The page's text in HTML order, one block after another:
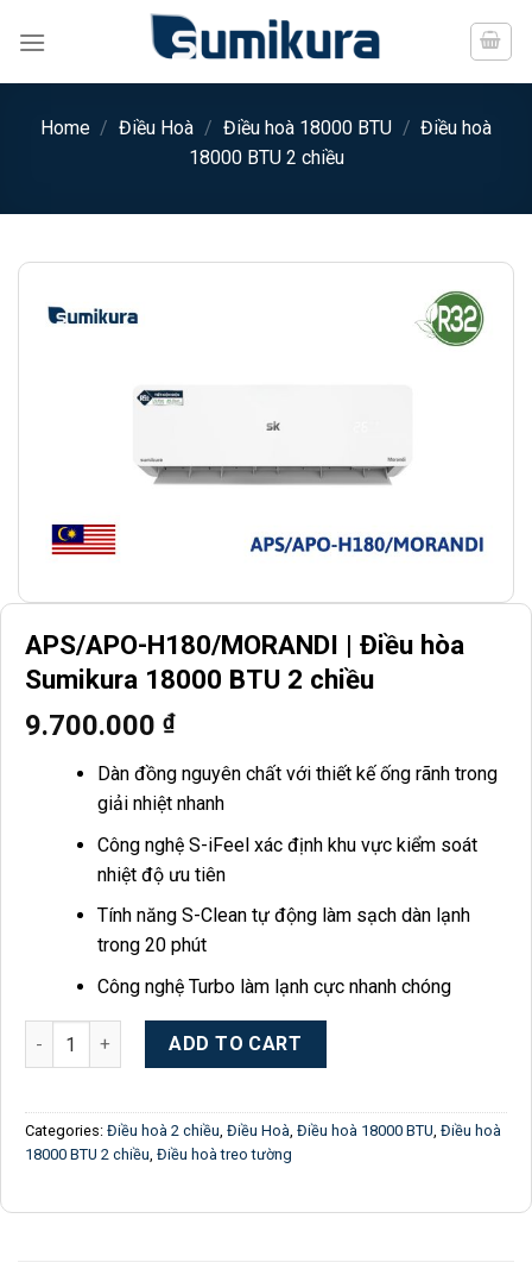
đến
Home / Điều Hoà / Điều hoà 18000 BTU / Điều hoà
18000 BTU 2 chiều
APS/APO-H180/MORANDI | Điều hòa
Sumikura 18000 BTU 2 chiều
9.700.000 ₫
Dàn đồng nguyên chất với thiết kế ống rãnh trong
giải nhiệt nhanh
Công nghệ S-iFeel xác định khu vực kiểm soát
nhiệt độ ưu tiên
Tính năng S-Clean tự động làm sạch dàn lạnh
trong 20 phút
Công nghệ Turbo làm lạnh cực nhanh chóng
APS/APO-H180/MORANDI | Điều hòa Sumikura 18000 BTU 2
ADD TO CART
Categories: Điều hoà 2 chiều Điều Hoà Điều hoà 18000 BTU Điều hoà
18000 BTU 2 chiều Điều hoà treo tường